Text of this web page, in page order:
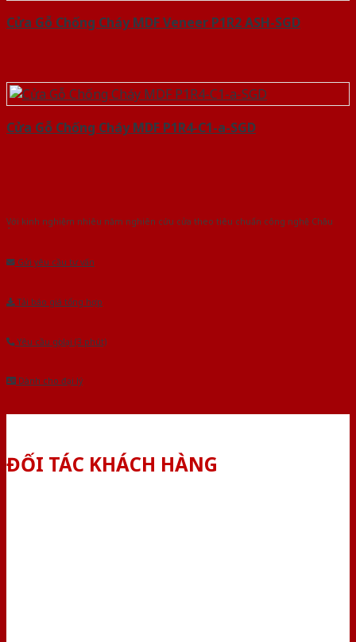
Cửa Gỗ Chống Cháy MDF Veneer P1R2 ASH-SGD
Cửa Gỗ Chống Cháy MDF P1R4-C1-a-SGD
Với kinh nghiệm nhiêu năm nghiên cứu cửa theo tiêu chuẩn công nghệ Châu
Gửi yêu cầu tư vấn
Tải báo giá tổng hợp
Yêu cầu gọi lại (3 phút)
Dành cho đại lý
ĐỐI TÁC KHÁCH HÀNG